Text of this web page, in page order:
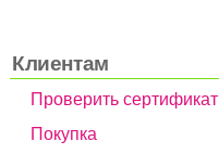
Клиентам
Проверить сертификат
Покупка